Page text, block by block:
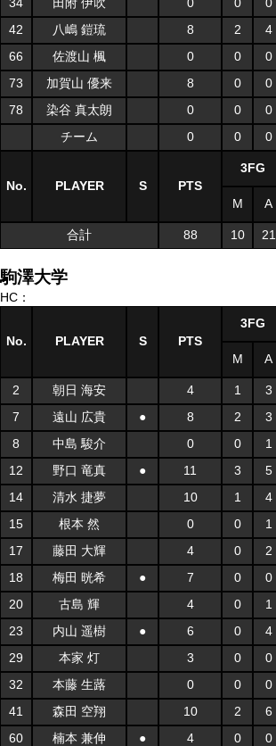
34
田附 伊吹 0 0 0
42
八嶋 鎧琉 8 2 4
66
佐渡山 楓 0 0 0
73
加賀山 優来 8 0 0
78
染谷 真太朗 0 0 0
チーム
0 0 0
No. PLAYER S PTS
3FG
M A
合計 88 10 21
駒澤大学
HC：
No. PLAYER S PTS
3FG
M A
2 朝日 海安 4 1 3
7
遠山 広貴 ● 8 2 3
8
中島 駿介 0 0 1
12
野口 竜真 ● 11 3 5
14
清水 捷夢 10 1 4
15
根本 然 0 0 1
17
藤田 大輝 4 0 2
18
梅田 晄希 ● 7 0 0
20
古島 輝 4 0 1
23
内山 遥樹 ● 6 0 4
29
本家 灯 3 0 0
32
本藤 生蕗 0 0 0
41
森田 空翔 10 2 6
60
楠本 兼伸 ● 4 0 0